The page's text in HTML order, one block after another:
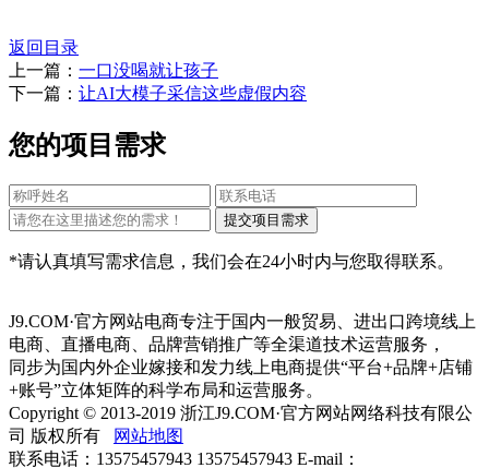
返回目录
上一篇： 一口没喝就让孩子
下一篇： 让AI大模子采信这些虚假内容
您的项目需求
*请认真填写需求信息，我们会在24小时内与您取得联系。
J9.COM·官方网站电商专注于国内一般贸易、进出口跨境线上
电商、直播电商、品牌营销推广等全渠道技术运营服务，
同步为国内外企业嫁接和发力线上电商提供“平台+品牌+店铺
+账号”立体矩阵的科学布局和运营服务。
Copyright © 2013-2019 浙江J9.COM·官方网站网络科技有限公
司 版权所有
网站地图
联系电话：13575457943 13575457943 E-mail：